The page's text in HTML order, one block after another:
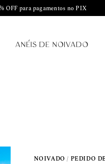
OFF para pagamentos no PIX
ANÉIS DE NOIVADO
NOIVADO / PEDIDO